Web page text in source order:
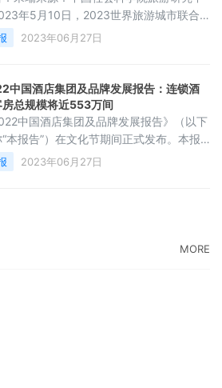
向；跨省游自然景观预约量占比最高，省
题公园预约量占比最高，休闲度假和人
受青睐。年轻游客喜欢玩，
年5月10日，2023世界旅游城市联合
香山旅游峰会在长沙召开世界旅游城市
特聘专家、中国社会科学院旅游研究中
世界旅游经济趋势报告（2023）》。报
测，2023年全球旅游总人次将达107.8亿
，全球旅游总收入将达5.0万亿美元，分别
2019年的74.4%和86.2%。报告指出，
2023年06月27日
中国酒店集团及品牌发展报告：连锁酒
房总规模将近553万间
中国酒店集团及品牌发展报告》（以下
本报告”）在文化节期间正式发布。本报
国饭店协会联合上海盈蝶企业管理咨询
司、携程集团、北京第二外国语学院旅
在连续3年的疫情影响下，我国连锁酒店
2023年06月27日
MORE